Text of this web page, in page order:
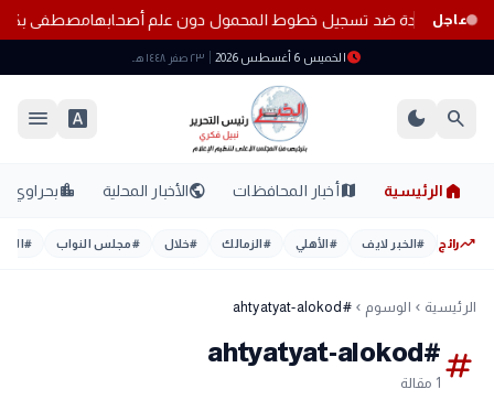
عاجل
إجراءات مشددة ضد تسجيل خطوط المحمول دون علم أصحابهامصطفى بكري يطلق تحذيرًا
scheduleالخميس 6 أغسطس 2026 ٢٣ صفر ١٤٤٨ هـ
search
dark_mode
font_download
menu
home الرئيسية mapأخبار المحافظات publicالأخبار المحلية location_cityبحراوي
trending_upرائج #الخبر لايف #الأهلي #الزمالك #خلال #مجلس النواب #
الرئيسية chevron_left الوسوم chevron_left
#ahtyatyat-alokod
tag
#ahtyatyat-alokod
1 مقالة